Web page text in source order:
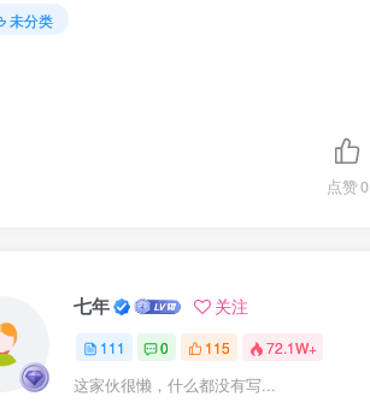
未分类
点赞0
七年 关注
111 0 115 72.1W+
这家伙很懒，什么都没有写...